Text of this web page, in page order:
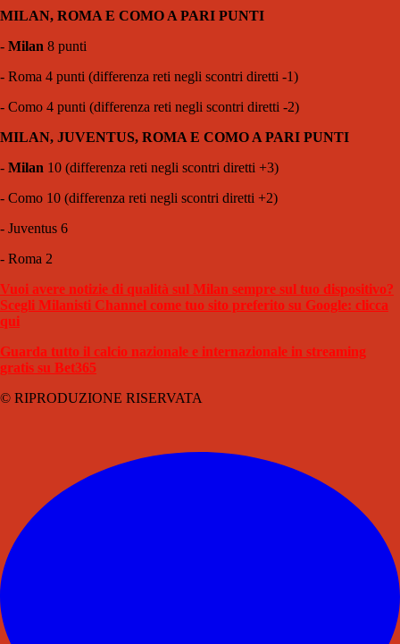
MILAN, ROMA E COMO A PARI PUNTI
- Milan 8 punti
- Roma 4 punti (differenza reti negli scontri diretti -1)
- Como 4 punti (differenza reti negli scontri diretti -2)
MILAN, JUVENTUS, ROMA E COMO A PARI PUNTI
- Milan 10 (differenza reti negli scontri diretti +3)
- Como 10 (differenza reti negli scontri diretti +2)
- Juventus 6
- Roma 2
Vuoi avere notizie di qualità sul Milan sempre sul tuo dispositivo?
Scegli Milanisti Channel come tuo sito preferito su Google: clicca
qui
Guarda tutto il calcio nazionale e internazionale in streaming
gratis su Bet365
© RIPRODUZIONE RISERVATA